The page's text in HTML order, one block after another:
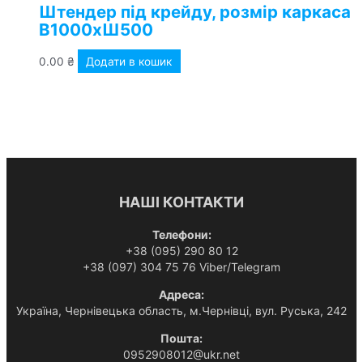
Штендер під крейду, розмір каркаса
В1000хШ500
0.00 ₴ Додати в кошик
НАШІ КОНТАКТИ
Телефони:
+38 (095) 290 80 12
+38 (097) 304 75 76 Viber/Telegram
Адреса:
Українa, Чернівецька область, м.Чернівці, вул. Руська, 242
Пошта:
0952908012@ukr.net